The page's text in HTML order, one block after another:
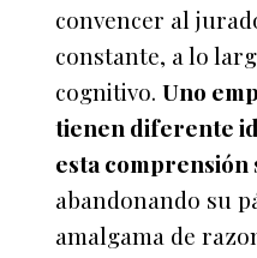
convencer al
constante, a lo
cognitivo. Uno
tienen diferente
esta
abandonando su
amalgama de